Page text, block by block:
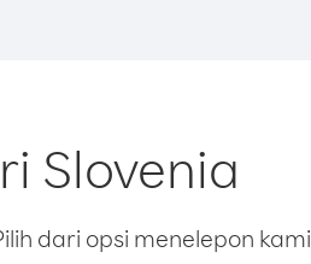
Slovenia
dari opsi menelepon kami